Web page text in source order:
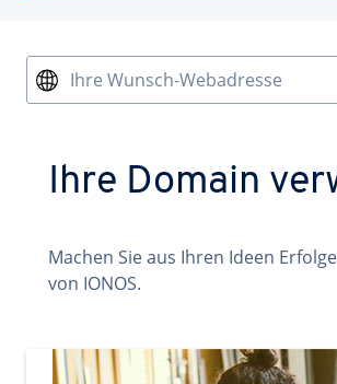
Ihre Wunsch-Webadresse
Ihre Domain
Machen Sie aus Ihren Ideen
von IONOS.